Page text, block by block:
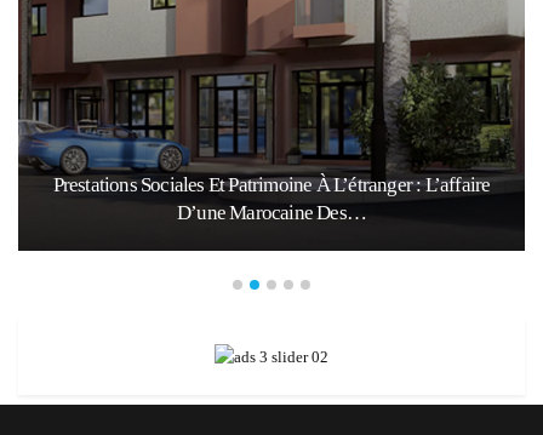
Prestations Sociales Et Patrimoine À L’étranger : L’affaire
D’une Marocaine Des…